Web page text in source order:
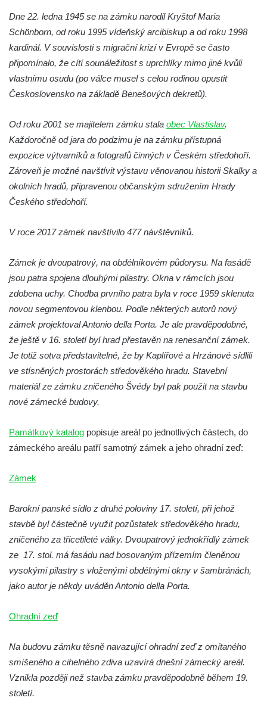
Starý zámek Český Dub
Zámek Hrádek u Nechanic
Zámek Markvartice
Zámek Česká Kamenice
Zámek Hořice
Zámek Maníkovice
Zámek Lomnice nad Popelkou
Zámek Lipová
Zámek Bynovec
Zámek Daňkov
Zámek Břeclav (Lundenburg)
Zámek Weesenstein
Zámek (a hrad) Tachov
Nový zámek Chodová Planá
Zámek Údlice
Zámek Klášterec nad Ohří (a muzeum)
Zámek Libochovice
Zámek Horní Police
Zámek Felixburg, obec Rašovice
Zámek Semily
Zámek Cebiv
Zámek Bezdružice
Zámek Zákupy
Ralskem
Dne 22. ledna 1945 se na zámku narodil Kryštof Maria
Schönborn, od roku 1995 vídeňský arcibiskup a od roku 1998
kardinál. V souvislosti s migrační krizí v Evropě se často
připomínalo, že cítí sounáležitost s uprchlíky mimo jiné kvůli
vlastnímu osudu (po válce musel s celou rodinou opustit
Československo na základě Benešových dekretů).
Od roku 2001 se majitelem zámku stala obec Vlastislav.
Každoročně od jara do podzimu je na zámku přístupná
expozice výtvarníků a fotografů činných v Českém středohoří.
Zároveň je možné navštívit výstavu věnovanou historii Skalky a
okolních hradů, připravenou občanským sdružením Hrady
Českého středohoří.
V roce 2017 zámek navštívilo 477 návštěvníků.
Zámek je dvoupatrový, na obdélníkovém půdorysu. Na fasádě
jsou patra spojena dlouhými pilastry. Okna v rámcích jsou
zdobena uchy. Chodba prvního patra byla v roce 1959 sklenuta
novou segmentovou klenbou. Podle některých autorů nový
zámek projektoval Antonio della Porta. Je ale pravděpodobné,
že ještě v 16. století byl hrad přestavěn na renesanční zámek.
Je totiž sotva představitelné, že by Kaplířové a Hrzánové sídlili
ve stísněných prostorách středověkého hradu. Stavební
materiál ze zámku zničeného Švédy byl pak použit na stavbu
nové zámecké budovy.
Památkový katalog popisuje areál po jednotlivých částech, do
zámeckého areálu patří samotný zámek a jeho ohradní zeď:
Zámek
Barokní panské sídlo z druhé poloviny 17. století, při jehož
stavbě byl částečně využit pozůstatek středověkého hradu,
zničeného za třicetileté války. Dvoupatrový jednokřídlý zámek
ze 17. stol. má fasádu nad bosovaným přízemím členěnou
vysokými pilastry s vloženými obdélnými okny v šambránách,
jako autor je někdy uváděn Antonio della Porta.
Ohradní zeď
Na budovu zámku těsně navazující ohradní zeď z omítaného
smíšeného a cihelného zdiva uzavírá dnešní zámecký areál.
Vznikla později než stavba zámku pravděpodobně během 19.
století.